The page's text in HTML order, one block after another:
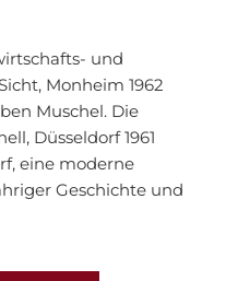
und
Monheim 1962
Muschel. Die
Düsseldorf 1961
eine moderne
Geschichte und